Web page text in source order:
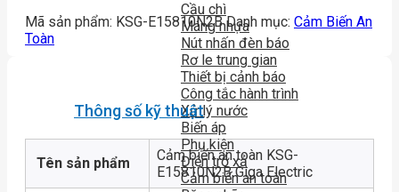
Cầu chì
Máng nhựa
Nút nhấn đèn báo
Rơ le trung gian
Thiết bị cảnh báo
Công tắc hành trình
Xử lý nước
Biến áp
Phụ kiện
Điện trở xả
Cảm biến an toàn
Mã sản phẩm: KSG-E15810N2B Danh mục: Cảm Biến An
Toàn
Thông số kỹ thuật
Tên sản phẩm
Cảm biến an toàn KSG-
E15810N2B Giga Electric